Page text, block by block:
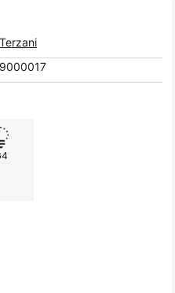
Terzani
9000017